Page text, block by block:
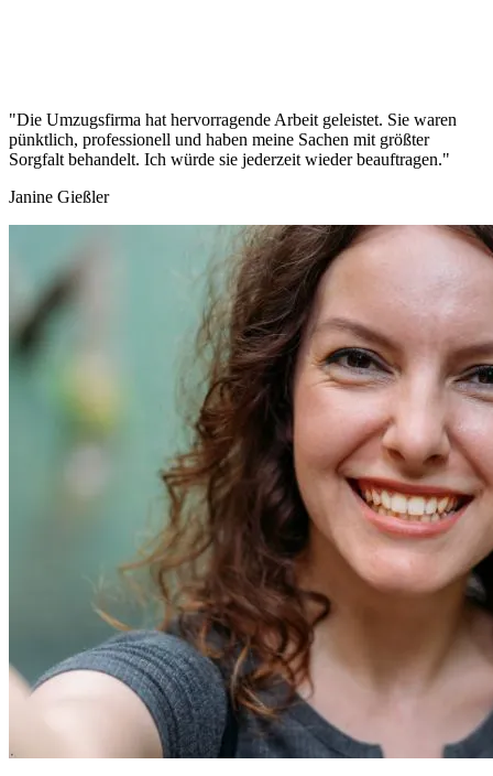
"Die Umzugsfirma hat hervorragende Arbeit geleistet. Sie waren
pünktlich, professionell und haben meine Sachen mit größter
Sorgfalt behandelt. Ich würde sie jederzeit wieder beauftragen."
Janine Gießler